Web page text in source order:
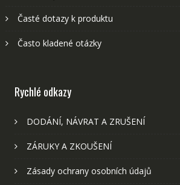
Časté dotazy k produktu
Často kladené otázky
Rychlé odkazy
DODÁNÍ, NÁVRAT A ZRUŠENÍ
ZÁRUKY A ZKOUŠENÍ
Zásady ochrany osobních údajů